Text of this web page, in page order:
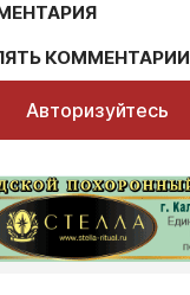
КОММЕНТАРИИ
Авторизуйтесь